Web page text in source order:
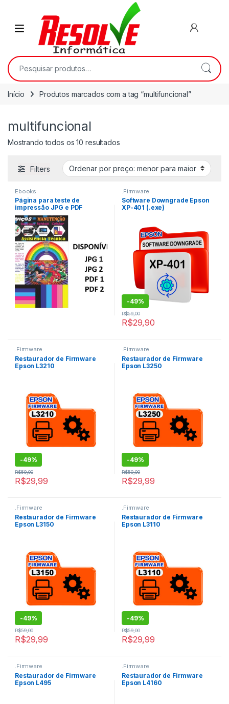
Início Produtos marcados com a tag “multifuncional”
multifuncional
Mostrando todos os 10 resultados
Filters
Ebooks
Página para teste de
impressão JPG e PDF
.Firmware
Software Downgrade Epson
XP-401 (.exe)
-49%
R$29,90
R$59,00
.Firmware
Restaurador de Firmware
Epson L3210
-49%
R$29,99
R$59,00
.Firmware
Restaurador de Firmware
Epson L3250
-49%
R$29,99
R$59,00
.Firmware
Restaurador de Firmware
Epson L3150
-49%
R$29,99
R$59,00
.Firmware
Restaurador de Firmware
Epson L3110
-49%
R$29,99
R$59,00
.Firmware
Restaurador de Firmware
Epson L495
.Firmware
Restaurador de Firmware
Epson L4160